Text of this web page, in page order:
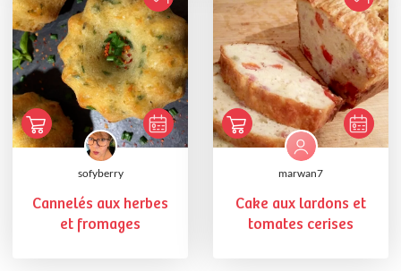
sofyberry
Cannelés aux herbes
et fromages
marwan7
Cake aux lardons et
tomates cerises